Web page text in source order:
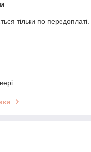
тільки по передоплаті.